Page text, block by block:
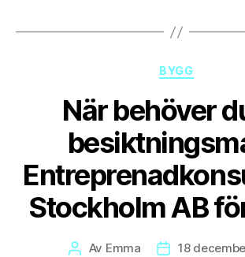
Kategorier
BYGG
När behöver
Stockholm AB
Inläggsförfattare
Av Emma Inläggsdatum
18